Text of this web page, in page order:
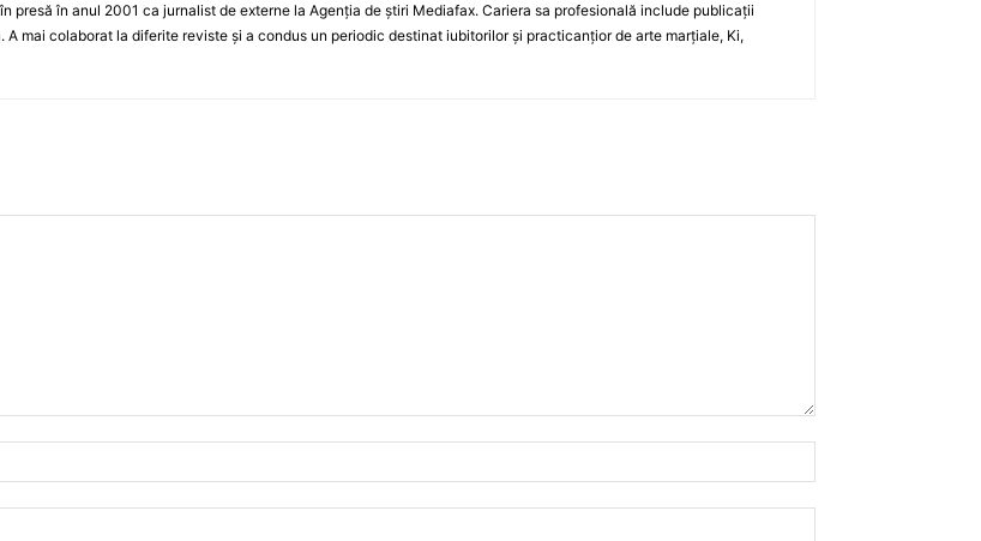
presă în anul 2001 ca jurnalist de externe la Agenția de știri Mediafax. Cariera sa profesională include publicații
A mai colaborat la diferite reviste și a condus un periodic destinat iubitorilor și practicanțior de arte marțiale, Ki,